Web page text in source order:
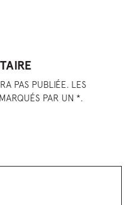
PAS PUBLIÉE. LES
PAR UN *.